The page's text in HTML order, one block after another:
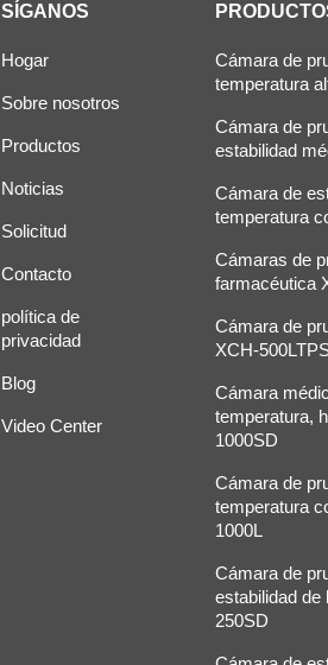
SÍGANOS
Hogar
Sobre nosotros
Productos
Noticias
Solicitud
Contacto
política de
privacidad
Blog
Video Center
Cámara de
temperatura
Cámara de
estabilidad
Cámara de
temperatura
Cámaras de
farmacéutica
Cámara de
XCH-
Cámara
temperatura,
1000SD
Cámara de
temperatura
1000L
Cámara de
estabilidad de
250SD